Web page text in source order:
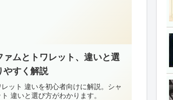
ァムとトワレット、違いと選
やすく解説
ット 違いを初心者向けに解説。シャ
違いと選び方がわかります。